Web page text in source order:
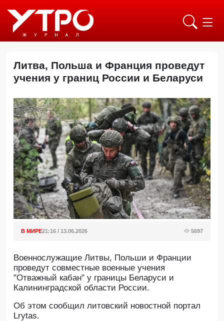
Литва, Польша и Франция проведут
учения у границ России и Беларуси
В МИРЕ21:16 / 13.06.2026 5697
Военнослужащие Литвы, Польши и Франции
проведут совместные военные учения
"Отважный кабан" у границы Беларуси и
Калининградской области России.
Oб этом сообщил литовский новостной портал
Lrytas.